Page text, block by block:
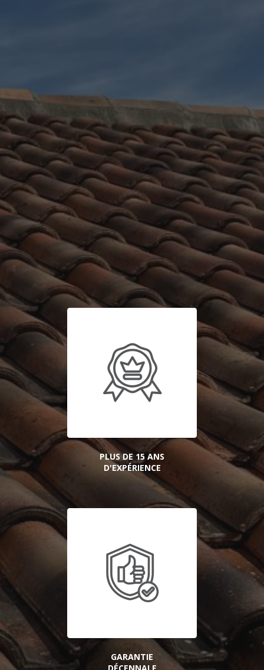
PLUS DE 15 ANS
D'EXPÉRIENCE
GARANTIE